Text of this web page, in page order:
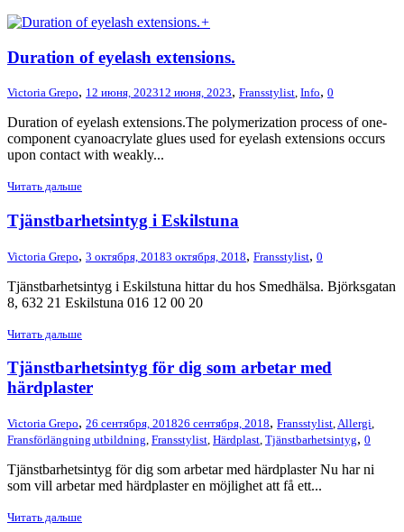
+
Duration of eyelash extensions.
Victoria Grepo, 12 июня, 202312 июня, 2023, Fransstylist, Info, 0
Duration of eyelash extensions.The polymerization process of one-
component cyanoacrylate glues used for eyelash extensions occurs
upon contact with weakly...
Читать дальше
Tjänstbarhetsintyg i Eskilstuna
Victoria Grepo, 3 октября, 20183 октября, 2018, Fransstylist, 0
Tjänstbarhetsintyg i Eskilstuna hittar du hos Smedhälsa. Björksgatan
8, 632 21 Eskilstuna 016 12 00 20
Читать дальше
Tjänstbarhetsintyg för dig som arbetar med
härdplaster
Victoria Grepo, 26 сентября, 201826 сентября, 2018, Fransstylist,Allergi,
Fransförlängning utbildning, Fransstylist, Härdplast, Tjänstbarhetsintyg, 0
Tjänstbarhetsintyg för dig som arbetar med härdplaster Nu har ni
som vill arbetar med härdplaster en möjlighet att få ett...
Читать дальше